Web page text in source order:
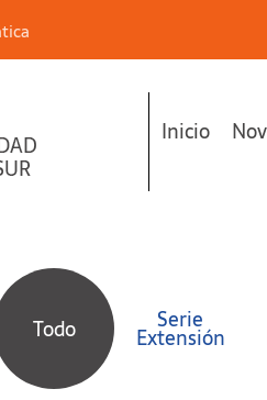
Inicio
Todo Serie
Extensión